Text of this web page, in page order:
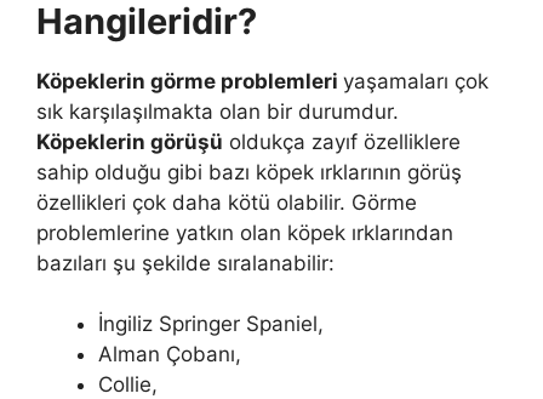
Hangileridir?
Köpeklerin görme problemleri yaşamaları çok
sık karşılaşılmakta olan bir durumdur.
Köpeklerin görüşü oldukça zayıf özelliklere
sahip olduğu gibi bazı köpek ırklarının görüş
özellikleri çok daha kötü olabilir. Görme
problemlerine yatkın olan köpek ırklarından
bazıları şu şekilde sıralanabilir:
İngiliz Springer Spaniel,
Alman Çobanı,
Collie,